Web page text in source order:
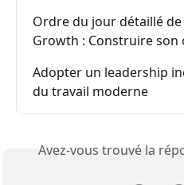
Ordre du jour détaillé
Growth : Construire son
Adopter un leadership
du travail moderne
Avez-vous trouvé la